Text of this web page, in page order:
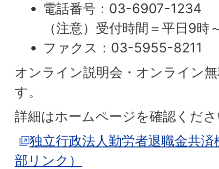
電話番号：03-6907-1234
（注意）受付時間＝平日9時
ファクス：03-5955-8211
オンライン説明会・オンライン
す。
詳細はホームページを確認くだ
独立行政法人勤労者退職金共
部リンク）